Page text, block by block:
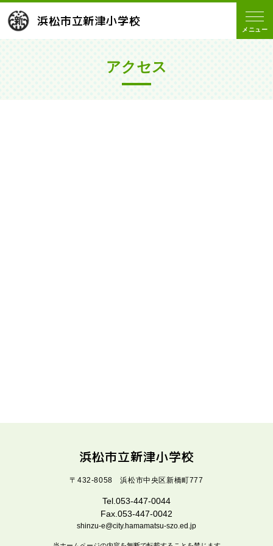
浜松市立新津小学校
メニュー
アクセス
浜松市立新津小学校
〒432-8058 浜松市中央区新橋町777
Tel.053-447-0044
Fax.053-447-0042
shinzu-e@city.hamamatsu-szo.ed.jp